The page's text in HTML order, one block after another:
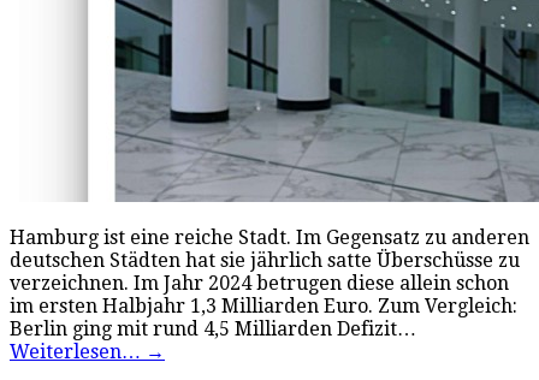
Hamburg ist eine reiche Stadt. Im Gegensatz zu anderen
deutschen Städten hat sie jährlich satte Überschüsse zu
verzeichnen. Im Jahr 2024 betrugen diese allein schon
im ersten Halbjahr 1,3 Milliarden Euro. Zum Vergleich:
Berlin ging mit rund 4,5 Milliarden Defizit…
Weiterlesen… →